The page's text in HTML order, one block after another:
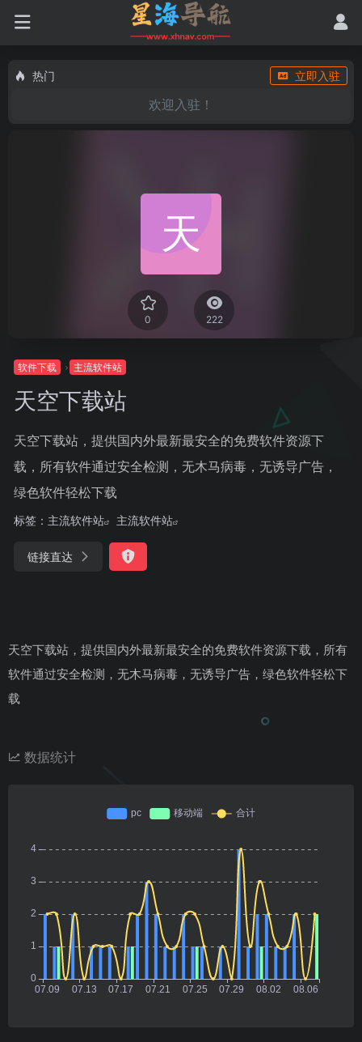
热门 立即入驻
欢迎入驻！
0 222
软件下载 主流软件站
天空下载站
天空下载站，提供国内外最新最安全的免费软件资源下
载，所有软件通过安全检测，无木马病毒，无诱导广告，
绿色软件轻松下载
标签： 主流软件站 主流软件站
链接直达
天空下载站，提供国内外最新最安全的免费软件资源下载，所有
软件通过安全检测，无木马病毒，无诱导广告，绿色软件轻松下
载
数据统计